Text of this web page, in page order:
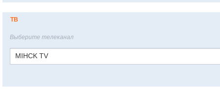
ТВ
Выберите телеканал
MIHCK TV